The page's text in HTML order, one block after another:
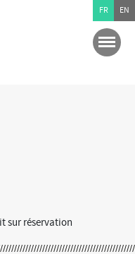
sur réservation
FR EN